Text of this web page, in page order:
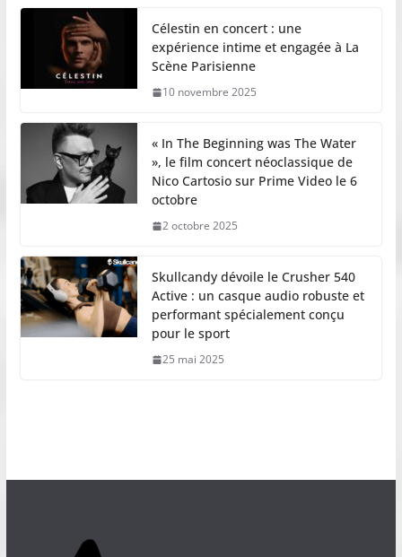
Célestin en concert : une
expérience intime et engagée à La
Scène Parisienne
10 novembre 2025
« In The Beginning was The Water
», le film concert néoclassique de
Nico Cartosio sur Prime Video le 6
octobre
2 octobre 2025
Skullcandy dévoile le Crusher 540
Active : un casque audio robuste et
performant spécialement conçu
pour le sport
25 mai 2025